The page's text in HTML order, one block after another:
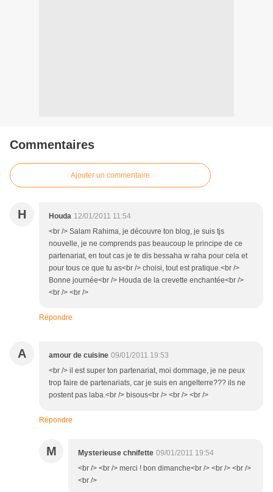
Commentaires
Ajouter un commentaire
H Houda 12/01/2011 11:54
<br /> Salam Rahima, je découvre ton blog, je suis tjs
nouvelle, je ne comprends pas beaucoup le principe de ce
partenariat, en tout cas je te dis bessaha w raha pour cela et
pour tous ce que tu as<br /> choisi, tout est pratique.<br />
Bonne journée<br /> Houda de la crevette enchantée<br />
<br /> <br />
Répondre
A amour de cuisine 09/01/2011 19:53
<br /> il est super ton partenariat, moi dommage, je ne peux
trop faire de partenariats, car je suis en angelterre??? ils ne
postent pas laba.<br /> bisous<br /> <br /> <br />
Répondre
M Mysterieuse chnifette 09/01/2011 19:54
<br /> <br /> merci ! bon dimanche<br /> <br /> <br />
<br />